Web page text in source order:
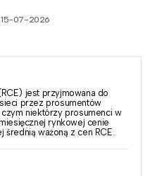
15-07-2026
jest przyjmowana do
przez prosumentów
niektórzy prosumenci w
rynkowej cenie
ważoną z cen RCE.